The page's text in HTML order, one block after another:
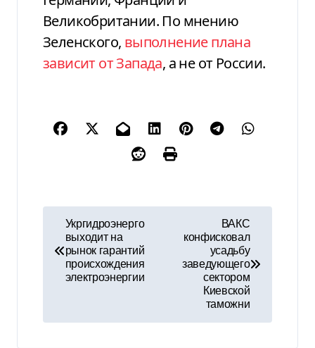
Великобритании. По мнению
Зеленского, выполнение плана
зависит от Запада, а не от России.
Укргидроэнерго
выходит на
рынок гарантий
происхождения
электроэнергии
ВАКС
конфисковал
усадьбу
заведующего
сектором
Киевской
таможни